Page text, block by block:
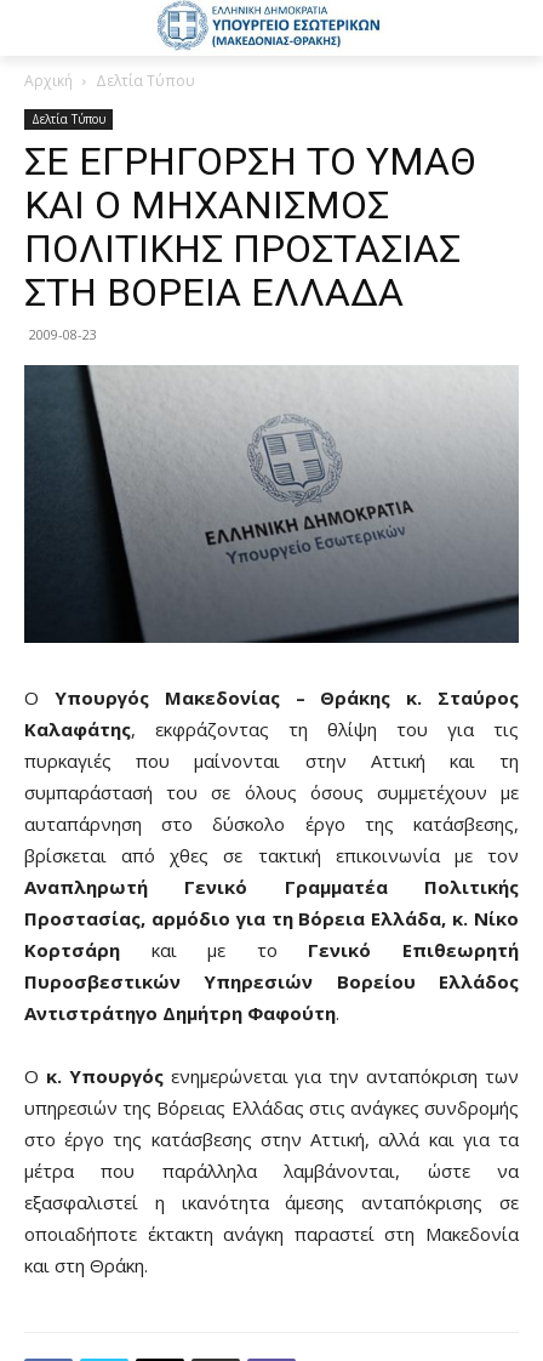
Αρχική Δελτία Τύπου
Δελτία Τύπου
ΣΕ ΕΓΡΗΓΟΡΣΗ ΤΟ ΥΜΑΘ
ΚΑΙ Ο ΜΗΧΑΝΙΣΜΟΣ
ΠΟΛΙΤΙΚΗΣ ΠΡΟΣΤΑΣΙΑΣ
ΣΤΗ ΒΟΡΕΙΑ ΕΛΛΑΔΑ
2009-08-23
Ο Υπουργός Μακεδονίας – Θράκης κ. Σταύρος
Καλαφάτης, εκφράζοντας τη θλίψη του για τις
πυρκαγιές που μαίνονται στην Αττική και τη
συμπαράστασή του σε όλους όσους συμμετέχουν με
αυταπάρνηση στο δύσκολο έργο της κατάσβεσης,
βρίσκεται από χθες σε τακτική επικοινωνία με τον
Αναπληρωτή Γενικό Γραμματέα Πολιτικής
Προστασίας, αρμόδιο για τη Βόρεια Ελλάδα, κ. Νίκο
Κορτσάρη και με το Γενικό Επιθεωρητή
Πυροσβεστικών Υπηρεσιών Βορείου Ελλάδος
Αντιστράτηγο Δημήτρη Φαφούτη.
Ο κ. Υπουργός ενημερώνεται για την ανταπόκριση των
υπηρεσιών της Βόρειας Ελλάδας στις ανάγκες συνδρομής
στο έργο της κατάσβεσης στην Αττική, αλλά και για τα
μέτρα που παράλληλα λαμβάνονται, ώστε να
εξασφαλιστεί η ικανότητα άμεσης ανταπόκρισης σε
οποιαδήποτε έκτακτη ανάγκη παραστεί στη Μακεδονία
και στη Θράκη.